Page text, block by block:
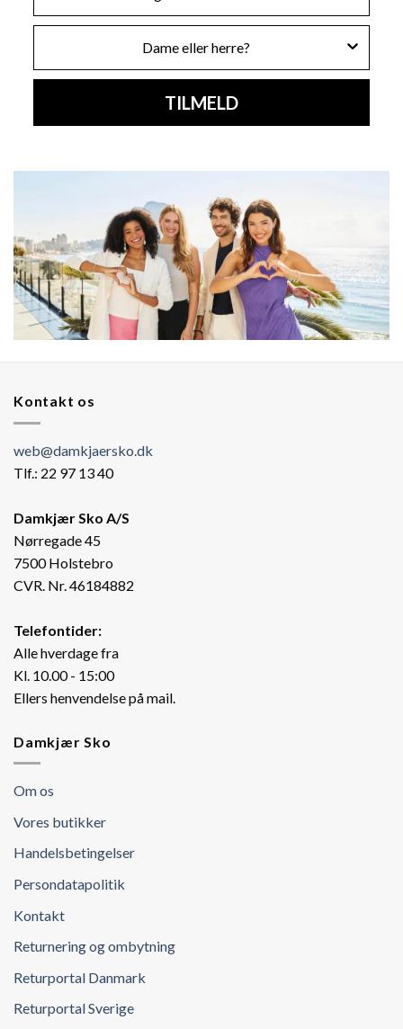
TILMELD
Kontakt os
web@damkjaersko.dk
Tlf.: 22 97 13 40
Damkjær Sko A/S
Nørregade 45
7500 Holstebro
CVR. Nr. 46184882
Telefontider:
Alle hverdage fra
Kl. 10.00 - 15:00
Ellers henvendelse på mail.
Damkjær Sko
Om os
Vores butikker
Handelsbetingelser
Persondatapolitik
Kontakt
Returnering og ombytning
Returportal Danmark
Returportal Sverige